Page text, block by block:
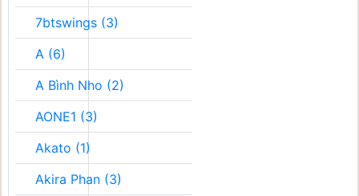
7btswings (3)
A (6)
A Bình Nho (2)
AONE1 (3)
Akato (1)
Akira Phan (3)